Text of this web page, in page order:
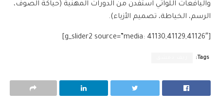
واليافعات اللواتي استفدن من الدورات المهنية (حياكة الصوف،
الرسم، الخياطة، تصميم الأزياء).
[g_slider2 source=”media: 41130,41129,41126″]
Tags: